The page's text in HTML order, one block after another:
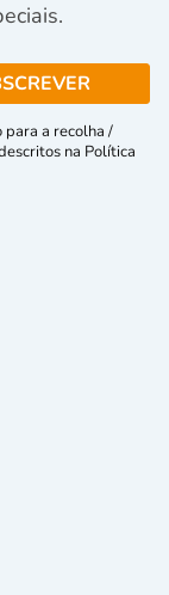
para a recolha /
na Política